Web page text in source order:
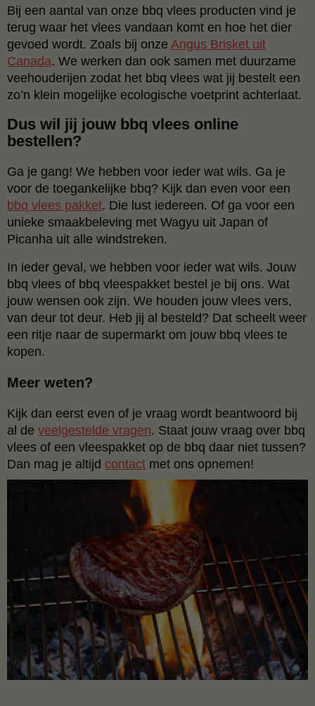
Bij een aantal van onze bbq vlees producten vind je
terug waar het vlees vandaan komt en hoe het dier
gevoed wordt. Zoals bij onze Angus Brisket uit
Canada. We werken dan ook samen met duurzame
veehouderijen zodat het bbq vlees wat jij bestelt een
zo’n klein mogelijke ecologische voetprint achterlaat.
Dus wil jij jouw bbq vlees online
bestellen?
Ga je gang! We hebben voor ieder wat wils. Ga je
voor de toegankelijke bbq? Kijk dan even voor een
bbq vlees pakket. Die lust iedereen. Of ga voor een
unieke smaakbeleving met Wagyu uit Japan of
Picanha uit alle windstreken.
In ieder geval, we hebben voor ieder wat wils. Jouw
bbq vlees of bbq vleespakket bestel je bij ons. Wat
jouw wensen ook zijn. We houden jouw vlees vers,
van deur tot deur. Heb jij al besteld? Dat scheelt weer
een ritje naar de supermarkt om jouw bbq vlees te
kopen.
Meer weten?
Kijk dan eerst even of je vraag wordt beantwoord bij
al de veelgestelde vragen. Staat jouw vraag over bbq
vlees of een vleespakket op de bbq daar niet tussen?
Dan mag je altijd contact met ons opnemen!